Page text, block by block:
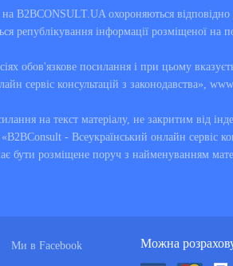
B2BCONSULT.UA охороняються відповідно
републікування інформації розміщеної на
обов'язкове посилання і при цьому
сервіс консультацій з законодавства»,
на текст матеріалу, не закритим від
- Всеукраїнський онлайн сервіс
бути розміщене поруч з найменуванням
Ми в Facebook Можна